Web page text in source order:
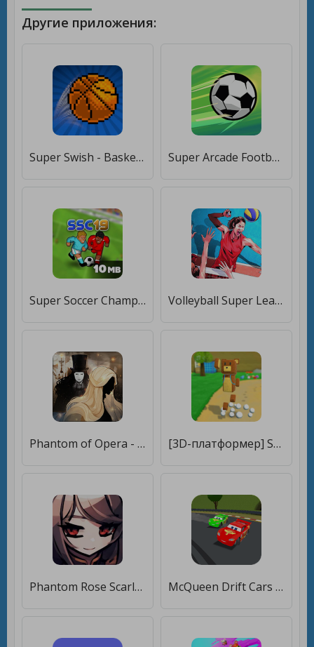
Другие приложения:
Super Swish - Basketball Games 2K [Мод меню] Super Arcade Football [Мод меню]
Super Soccer Champs FREE [Много денег] Volleyball Super League [Мод меню]
Phantom of Opera - триллер визуальная новелла [Мод меню] [3D-платформер] Super Bear Adventure [Много денег]
Phantom Rose Scarlet [Мод меню] McQueen Drift Cars 3 - Super Car Race [Много денег]